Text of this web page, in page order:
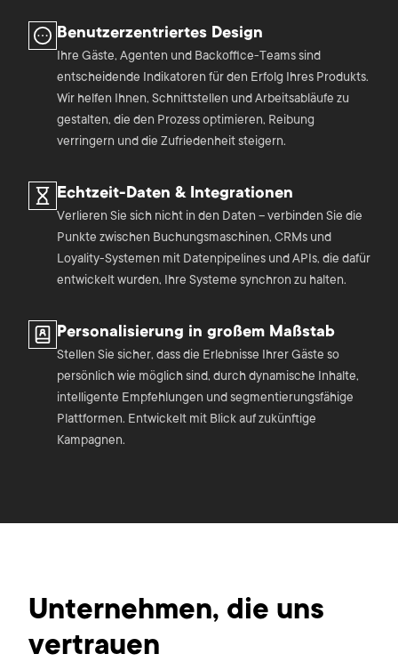
Benutzerzentriertes Design
Ihre Gäste, Agenten und Backoffice-Teams sind
entscheidende Indikatoren für den Erfolg Ihres Produkts.
Wir helfen Ihnen, Schnittstellen und Arbeitsabläufe zu
gestalten, die den Prozess optimieren, Reibung
verringern und die Zufriedenheit steigern.
Echtzeit-Daten & Integrationen
Verlieren Sie sich nicht in den Daten – verbinden Sie die
Punkte zwischen Buchungsmaschinen, CRMs und
Loyality-Systemen mit Datenpipelines und APIs, die dafür
entwickelt wurden, Ihre Systeme synchron zu halten.
Personalisierung in großem Maßstab
Stellen Sie sicher, dass die Erlebnisse Ihrer Gäste so
persönlich wie möglich sind, durch dynamische Inhalte,
intelligente Empfehlungen und segmentierungsfähige
Plattformen. Entwickelt mit Blick auf zukünftige
Kampagnen.
Unternehmen, die uns
vertrauen